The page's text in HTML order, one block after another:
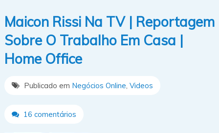
Maicon Rissi Na TV | Reportagem
Sobre O Trabalho Em Casa |
Home Office
Publicado em Negócios Online Videos
16 comentários